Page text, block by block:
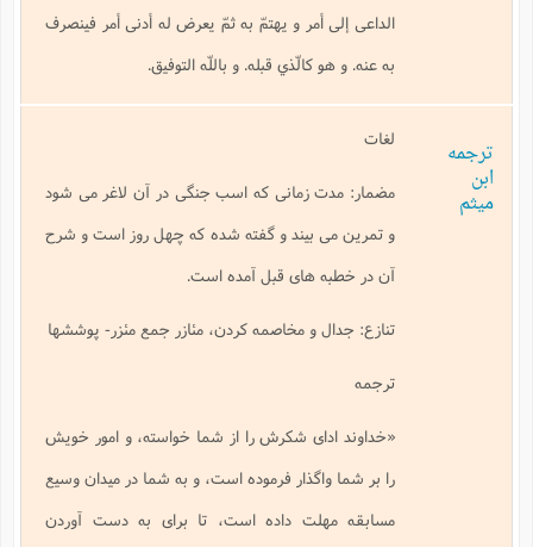
الداعى إلى أمر و يهتمّ به ثمّ يعرض له أدنى أمر فينصرف
به عنه. و هو كالّذي قبله. و باللّه التوفيق.
ترجمه
ابن
ميثم
لغات
مضمار: مدت زمانى كه اسب جنگى در آن لاغر مى شود
و تمرين مى بيند و گفته شده كه چهل روز است و شرح
آن در خطبه هاى قبل آمده است.
تنازع: جدال و مخاصمه كردن، مئازر جمع مئزر- پوششها
ترجمه
«خداوند اداى شكرش را از شما خواسته، و امور خويش
را بر شما واگذار فرموده است، و به شما در ميدان وسيع
مسابقه مهلت داده است، تا براى به دست آوردن